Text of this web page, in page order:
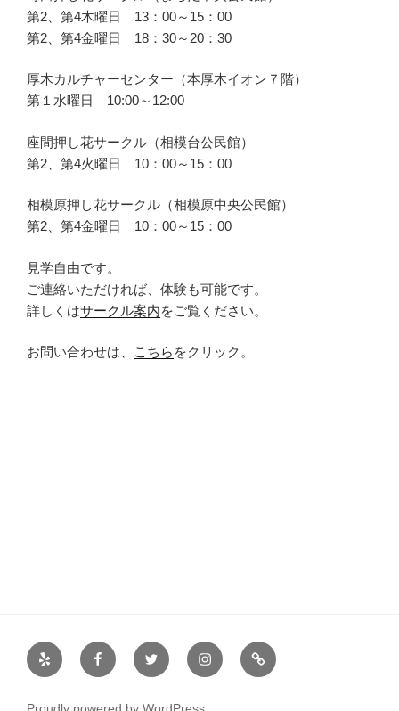
第2、第4木曜日 13：00～15：00
第2、第4金曜日 18：30～20：30
厚木カルチャーセンター（本厚木イオン７階）
第１水曜日 10:00～12:00
座間押し花サークル（相模台公民館）
第2、第4火曜日 10：00～15：00
相模原押し花サークル（相模原中央公民館）
第2、第4金曜日 10：00～15：00
見学自由です。
ご連絡いただければ、体験も可能です。
詳しくはサークル案内をご覧ください。
お問い合わせは、 こちら をクリック。
Yelp FacebookTwitter Instagram
サ
ー